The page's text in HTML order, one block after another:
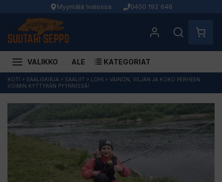
Myymälä Ivalossa 0400 192 648
VALIKKO ALE KATEGORIAT
Siirry
sisältöön
KOTI > SAALISKIRJA > SAALIIT > LOHI > VÄINÖN, VILJAN JA KOKO PERHEEN
VOIMIN KYTTYRÄN PYYNNISSÄ!